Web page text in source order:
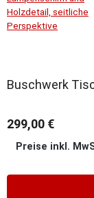
Buschwerk
299,00 €
Preise inkl.